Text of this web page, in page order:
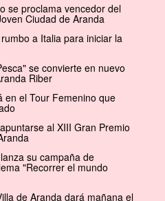
se proclama vencedor del
Ciudad de Aranda
a Italia para iniciar la
se convierte en nuevo
Riber
en el Tour Femenino que
al XIII Gran Premio
su campaña de
"Recorrer el mundo
de Aranda dará mañana el